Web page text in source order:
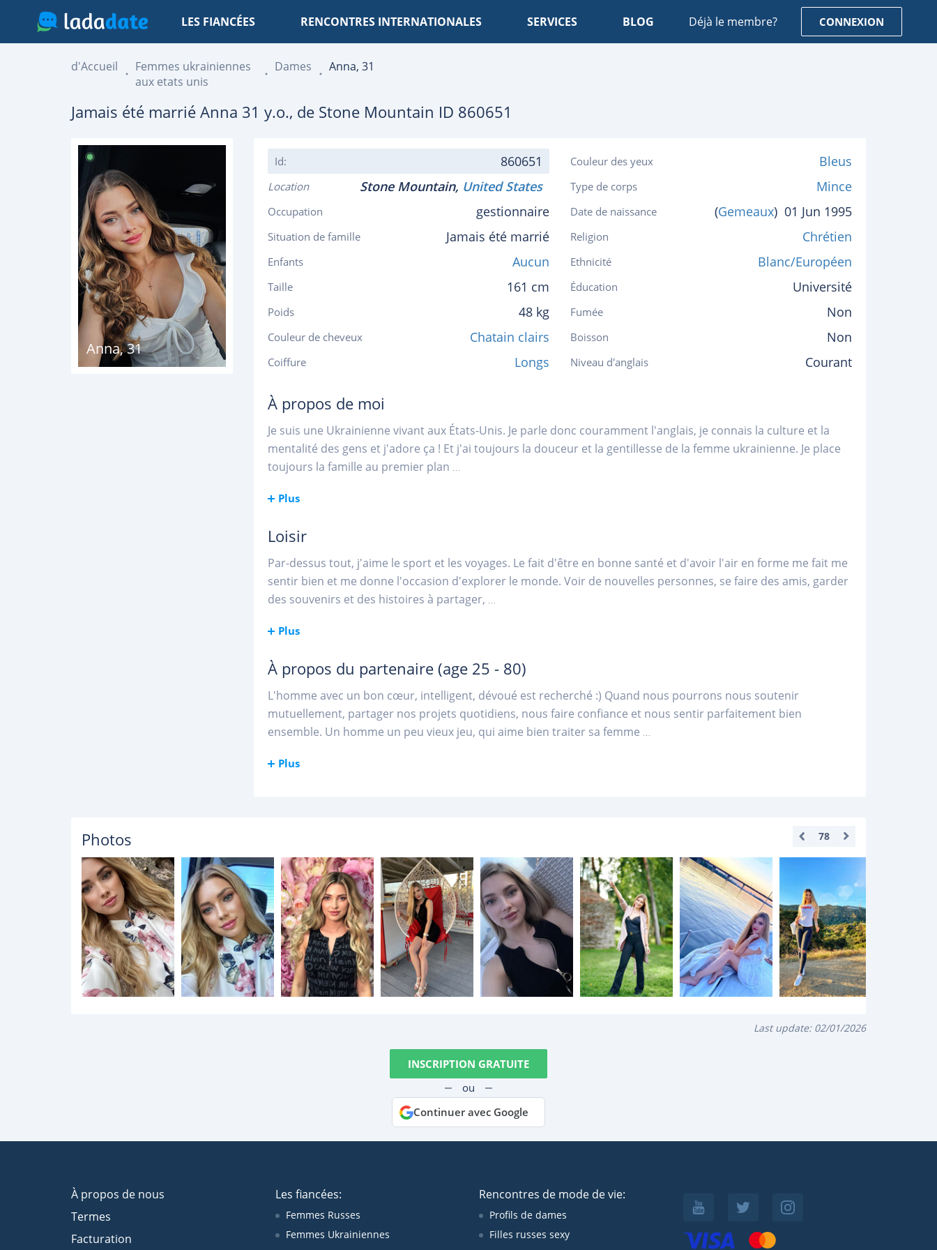
LES FIANCÉES RENCONTRES INTERNATIONALES SERVICES BLOG Déjà le membre? CONNEXION
d'Accueil
Femmes ukrainiennes
aux etats unis
Dames Anna, 31
Jamais été marrié Anna 31 y.o., de Stone Mountain ID 860651
Anna,31
Id: 860651
Location Stone Mountain, United States
Occupation gestionnaire
Situation de famille Jamais été marrié
Enfants Aucun
Taille 161 cm
Poids 48 kg
Couleur de cheveux Chatain clairs
Coiffure Longs
Couleur des yeux Bleus
Type de corps Mince
Date de naissance (Gemeaux) 01 Jun 1995
Religion Chrétien
Ethnicité Blanc/Européen
Éducation Université
Fumée Non
Boisson Non
Niveau d'anglais Courant
À propos de moi
Je suis une Ukrainienne vivant aux États-Unis. Je parle donc couramment l'anglais, je connais la culture et la
mentalité des gens et j'adore ça ! Et j'ai toujours la douceur et la gentillesse de la femme ukrainienne. Je place
toujours la famille au premier plan ...
Plus
Loisir
Par-dessus tout, j'aime le sport et les voyages. Le fait d'être en bonne santé et d'avoir l'air en forme me fait me
sentir bien et me donne l'occasion d'explorer le monde. Voir de nouvelles personnes, se faire des amis, garder
des souvenirs et des histoires à partager, ...
Plus
À propos du partenaire (age 25 - 80)
L'homme avec un bon cœur, intelligent, dévoué est recherché :) Quand nous pourrons nous soutenir
mutuellement, partager nos projets quotidiens, nous faire confiance et nous sentir parfaitement bien
ensemble. Un homme un peu vieux jeu, qui aime bien traiter sa femme ...
Plus
Photos 78
Last update: 02/01/2026
INSCRIPTION GRATUITE
ou
Continuer avec Google
À propos de nous
Termes
Facturation
Les fiancées:
Femmes Russes
Femmes Ukrainiennes
Rencontres de mode de vie:
Profils de dames
Filles russes sexy